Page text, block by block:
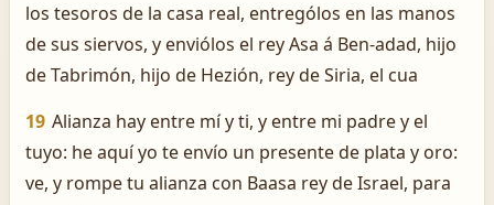
los tesoros de la casa real, entrególos en las manos
de sus siervos, y enviólos el rey Asa á Ben-adad, hijo
de Tabrimón, hijo de Hezión, rey de Siria, el cua
19 Alianza hay entre mí y ti, y entre mi padre y el
tuyo: he aquí yo te envío un presente de plata y oro:
ve, y rompe tu alianza con Baasa rey de Israel, para